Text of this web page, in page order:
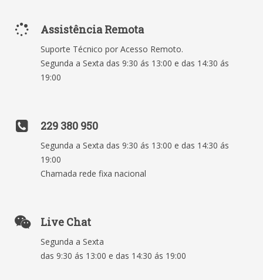
Assistência Remota
Suporte Técnico por Acesso Remoto.
Segunda a Sexta das 9:30 ás 13:00 e das 14:30 ás
19:00
229 380 950
Segunda a Sexta das 9:30 ás 13:00 e das 14:30 ás
19:00
Chamada rede fixa nacional
Live Chat
Segunda a Sexta
das 9:30 ás 13:00 e das 14:30 ás 19:00